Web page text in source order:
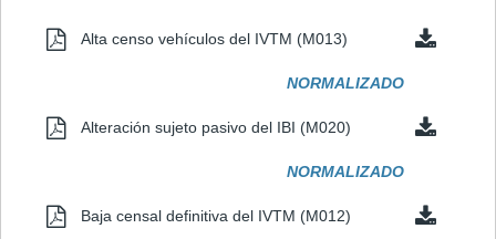
Alta censo vehículos del IVTM (M013)
NORMALIZADO
Alteración sujeto pasivo del IBI (M020)
NORMALIZADO
Baja censal definitiva del IVTM (M012)